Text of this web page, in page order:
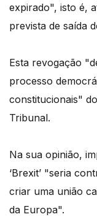
expirado", isto é,
prevista de saída
Esta revogação
processo
constitucionais"
Tribunal.
Na sua opinião,
‘Brexit’ "seria
criar uma união
da Europa".